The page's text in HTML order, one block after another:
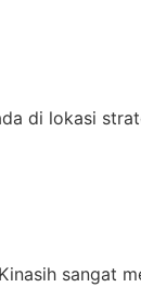
di lokasi
sangat